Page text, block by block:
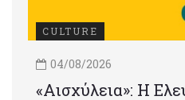
CULTURE
04/08/2026
«Αισχύλεια»: Η